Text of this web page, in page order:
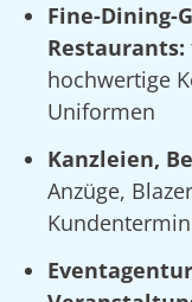
Fine-Dining-
Restaurants:
hochwertige
Uniformen
Kanzleien,
Anzüge,